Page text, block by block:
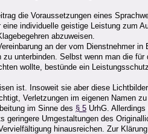
die Voraussetzungen eines
individuelle geistige Leistung zum
abzuweisen.
an der vom Dienstnehmer in
unterbinden. Selbst wenn man die für
wollte, bestünde ein
ist. Insoweit sie aber diese
Verletzungen im eigenen Namen zu
im Sinne des § 5 UrhG.
geringere Umgestaltungen des
hinausreichen. Zur